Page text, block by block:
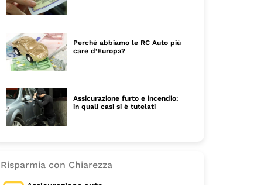
Perché abbiamo le RC Auto più
care d’Europa?
Assicurazione furto e incendio:
in quali casi si è tutelati
Risparmia con Chiarezza